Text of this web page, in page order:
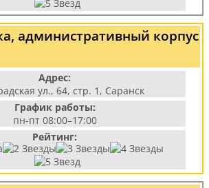
административный корпус
Адрес:
ул., 64, стр. 1, Саранск
График работы:
пн-пт 08:00–17:00
Рейтинг: